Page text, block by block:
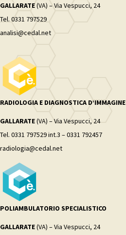
GALLARATE(VA) – Via Vespucci, 24
Tel. 0331 797529
analisi@cedal.net
RADIOLOGIA E DIAGNOSTICA D’IMMAGINE
GALLARATE(VA) – Via Vespucci, 24
Tel. 0331 797529 int.3 – 0331 792457
radiologia@cedal.net
POLIAMBULATORIO SPECIALISTICO
GALLARATE(VA) – Via Vespucci, 24